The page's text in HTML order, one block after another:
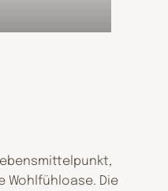
Wohlfühloase. Die